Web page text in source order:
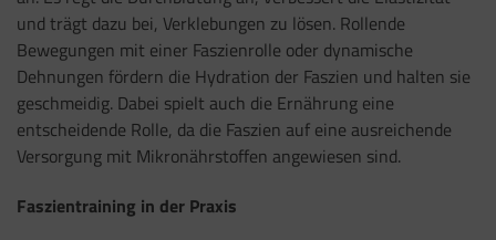
und trägt dazu bei, Verklebungen zu lösen. Rollende
Bewegungen mit einer Faszienrolle oder dynamische
Dehnungen fördern die Hydration der Faszien und halten sie
geschmeidig. Dabei spielt auch die Ernährung eine
entscheidende Rolle, da die Faszien auf eine ausreichende
Versorgung mit Mikronährstoffen angewiesen sind.
Faszientraining in der Praxis